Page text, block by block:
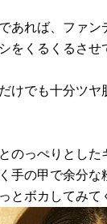
あれば、ファ
をくるくるさ
けでも十分ツ
のっぺりとし
手の甲で余分
とボカしてみて